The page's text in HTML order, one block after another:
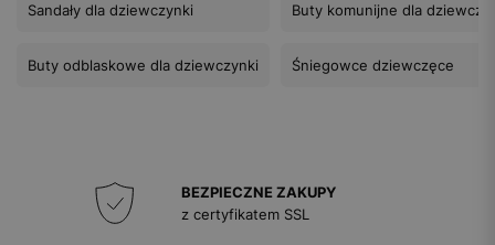
Sandały dla dziewczynki
Buty odblaskowe dla dziewczynki
Buty komunijne dla
Śniegowce dziewczęce
BEZPIECZNE ZAKUPY
z certyfikatem SSL